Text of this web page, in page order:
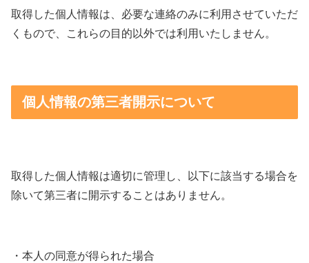
取得した個人情報は、必要な連絡のみに利用させていただ
くもので、これらの目的以外では利用いたしません。
個人情報の第三者開示について
取得した個人情報は適切に管理し、以下に該当する場合を
除いて第三者に開示することはありません。
・本人の同意が得られた場合